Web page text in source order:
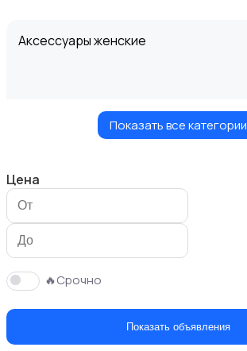
Аксессуары женские
Будущим мамам
Показать все категории
Цена
🔥Срочно
Показать объявления